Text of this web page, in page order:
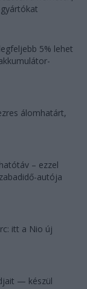
5% lehet
álomhatárt,
– ezzel
autója
itt a Nio új
— készül